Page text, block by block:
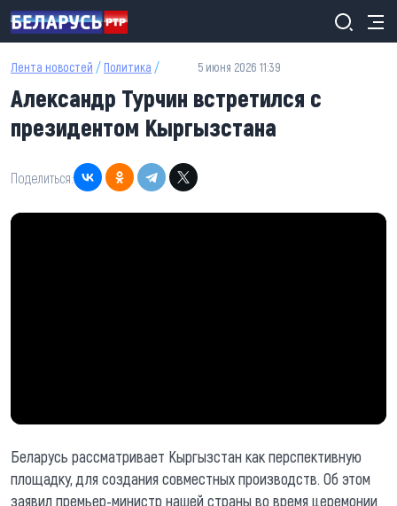
Перейти к основному содержанию
Лента новостей / Политика / 5 июня 2026 11:39
Александр Турчин встретился с
президентом Кыргызстана
Поделиться:
Беларусь рассматривает Кыргызстан как перспективную
площадку, для создания совместных производств. Об этом
заявил премьер-министр нашей страны во время церемонии